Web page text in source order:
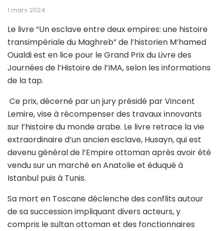
1 mars 2024
Le livre “Un esclave entre deux empires: une histoire
transimpériale du Maghreb” de l’historien M’hamed
Oualdi est en lice pour le Grand Prix du Livre des
Journées de l’Histoire de l’IMA, selon les informations
de la tap.
Ce prix, décerné par un jury présidé par Vincent
Lemire, vise à récompenser des travaux innovants
sur l’histoire du monde arabe. Le livre retrace la vie
extraordinaire d’un ancien esclave, Husayn, qui est
devenu général de l’Empire ottoman après avoir été
vendu sur un marché en Anatolie et éduqué à
Istanbul puis à Tunis.
Sa mort en Toscane déclenche des conflits autour
de sa succession impliquant divers acteurs, y
compris le sultan ottoman et des fonctionnaires